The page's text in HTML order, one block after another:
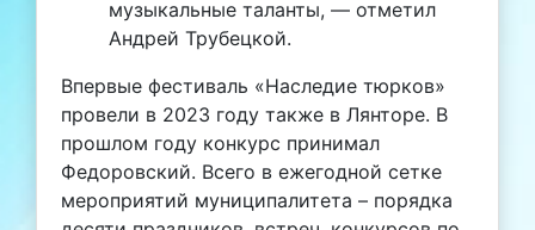
музыкальные таланты, — отметил
Андрей Трубецкой.
Впервые фестиваль «Наследие тюрков»
провели в 2023 году также в Лянторе. В
прошлом году конкурс принимал
Федоровский. Всего в ежегодной сетке
мероприятий муниципалитета – порядка